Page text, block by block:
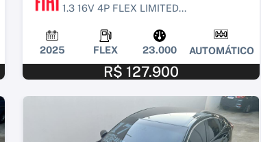
1.3 16V 4P FLEX LIMITED...
2025 FLEX 23.000 AUTOMÁTICO
R$ 127.900